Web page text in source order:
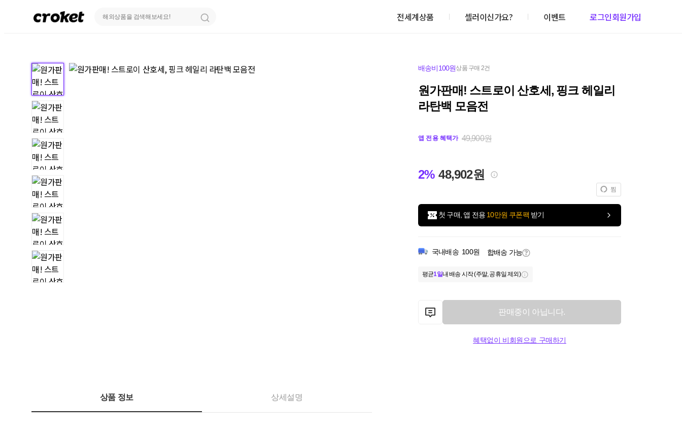
전세계상품 셀러이신가요? 이벤트 로그인회원가입
배송비100원상품 구매 2건
원가판매! 스트로이 산호세, 핑크 헤일리
라탄백 모음전
앱 전용 혜택가 49,900원
2% 48,902원
찜
첫 구매, 앱 전용 10만원 쿠폰팩 받기
국내배송 100원 합배송 가능
평균1일내 배송 시작 (주말, 공휴일 제외)
판매중이 아닙니다.
혜택없이 비회원으로 구매하기
상품 정보 상세설명